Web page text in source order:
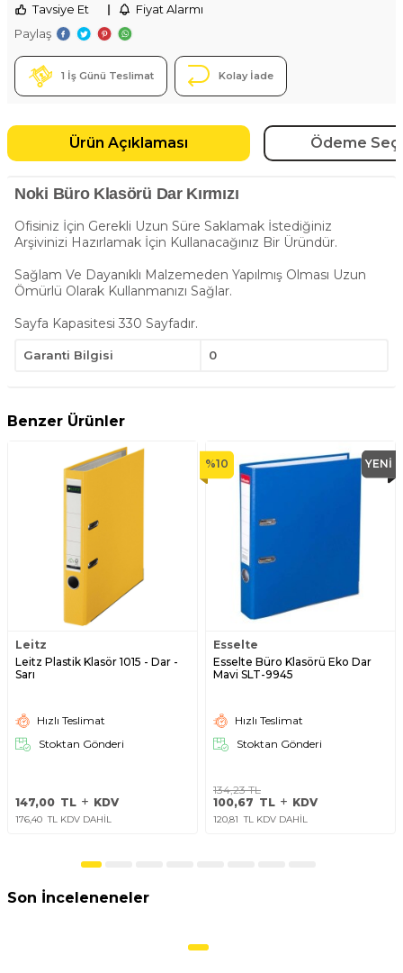
Tavsiye Et |
Fiyat Alarmı
Paylaş
1 İş Günü Teslimat Kolay İade
Ürün Açıklaması Ödeme
Noki Büro Klasörü Dar Kırmızı
Ofisiniz İçin Gerekli Uzun Süre Saklamak İstediğiniz
Arşivinizi Hazırlamak İçin Kullanacağınız Bir Üründür.
Sağlam Ve Dayanıklı Malzemeden Yapılmış Olması Uzun
Ömürlü Olarak Kullanmanızı Sağlar.
Sayfa Kapasitesi 330 Sayfadır.
Garanti Bilgisi 0
Benzer Ürünler
Leitz
Leitz Plastik Klasör 1015 - Dar -
Sarı
Hızlı Teslimat
Stoktan Gönderi
147,00 TL KDV
176,40 TL KDV DAHİL
%10 YENI
Esselte
Esselte Büro Klasörü Eko Dar
Mavi SLT-9945
Hızlı Teslimat
Stoktan Gönderi
134,23TL
100,67 TL KDV
120,81 TL KDV DAHİL
Son İnceleneneler